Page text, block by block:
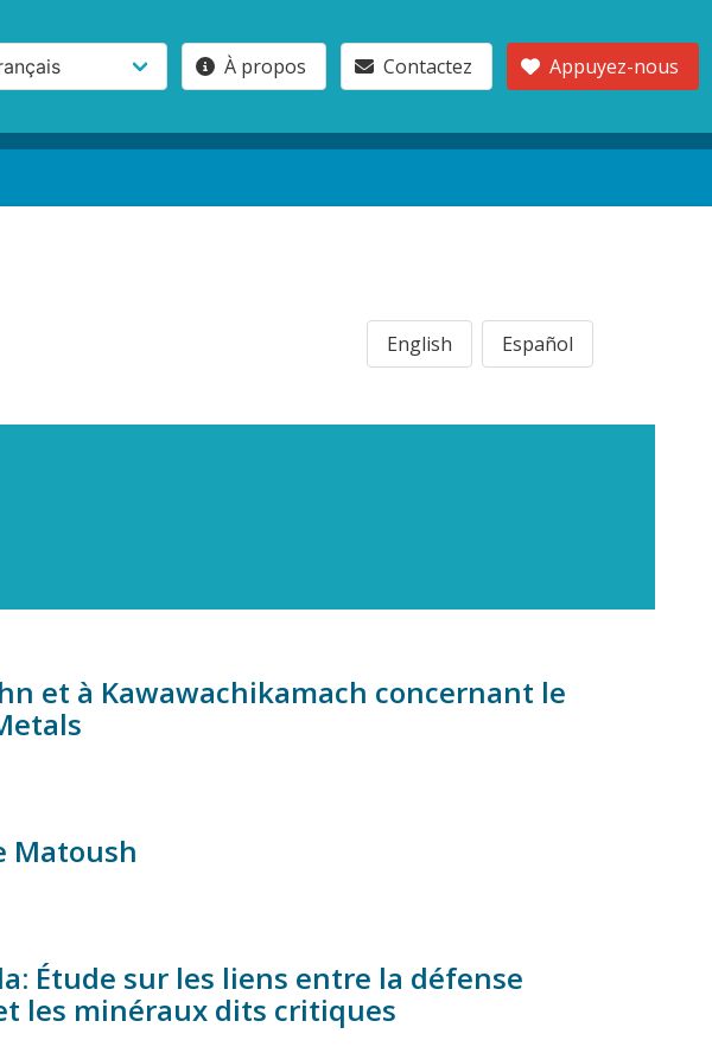
À propos Contactez Appuyez-nous
English Español
et à Kawawachikamach concernant le
Matoush
Étude sur les liens entre la défense
les minéraux dits critiques